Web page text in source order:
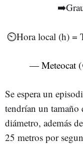
⏲️Hora local (h) =
— Meteocat
Se espera un
tendrían un tamaño
diámetro, además
25 metros por